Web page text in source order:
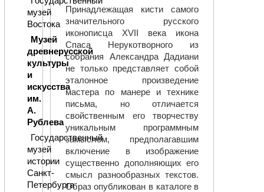
Принадлежащая кисти самого
значительного русского
иконописца XVII века икона
Спаса Нерукотворного из
собрания Александра Дадиани
не только представляет собой
эталонное произведение
мастера по манере и технике
письма, но отличается
свойственным его творчеству
уникальным программным
замыслом, предполагавшим
включение в изображение
существенно дополняющих его
смысл разнообразных текстов.
Образ опубликован в каталоге в
музей
Востока
Музей
древнерусской
культуры
и
искусства
им.
А.
Рублева
Государственный
музей
истории
Санкт-
Петербурга